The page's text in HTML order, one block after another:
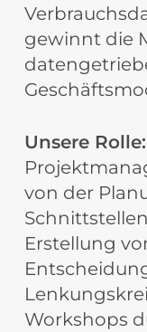
gewinnt die
Unsere Rolle:
von der
Erstellung
Workshops